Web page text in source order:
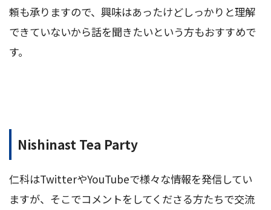
頼も承りますので、興味はあったけどしっかりと理解
できていないから話を聞きたいという方もおすすめで
す。
Nishinast Tea Party
仁科はTwitterやYouTubeで様々な情報を発信してい
ますが、そこでコメントをしてくださる方たちで交流